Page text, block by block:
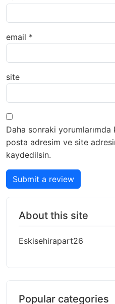
email *
site
Daha sonraki yorumlarımda
posta adresim ve site
kaydedilsin.
Submit a review
About this site
Eskisehirapart26
Popular categories